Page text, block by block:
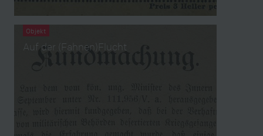
Objekt
Auf der (Fahnen)Flucht